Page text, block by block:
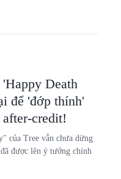
Death
để 'đớp thính'
credit!
của Tree vẫn chưa dừng
được lên ý tưởng chính